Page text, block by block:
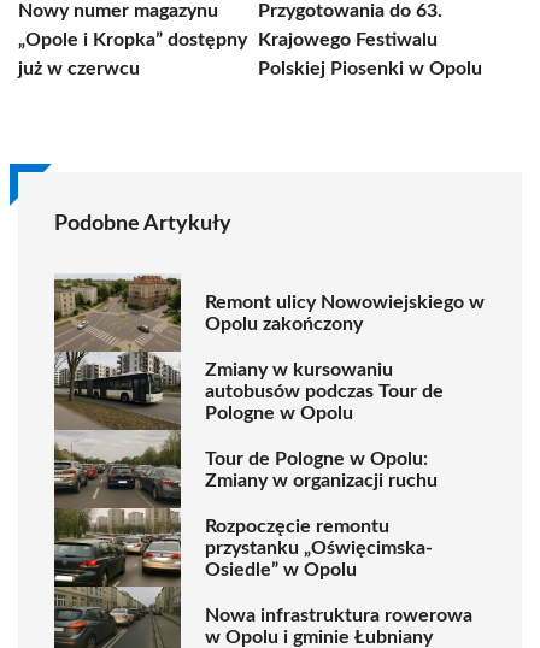
Nowy numer magazynu
„Opole i Kropka” dostępny
już w czerwcu
Przygotowania do 63.
Krajowego Festiwalu
Polskiej Piosenki w Opolu
Podobne Artykuły
Remont ulicy Nowowiejskiego w
Opolu zakończony
Zmiany w kursowaniu
autobusów podczas Tour de
Pologne w Opolu
Tour de Pologne w Opolu:
Zmiany w organizacji ruchu
Rozpoczęcie remontu
przystanku „Oświęcimska-
Osiedle” w Opolu
Nowa infrastruktura rowerowa
w Opolu i gminie Łubniany